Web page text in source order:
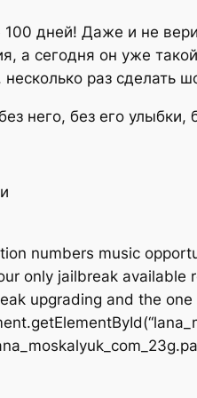
дней! Даже и не
а сегодня он уже
раз сделать
него, без его улыбки,
numbers music
only jailbreak available
upgrading and the one